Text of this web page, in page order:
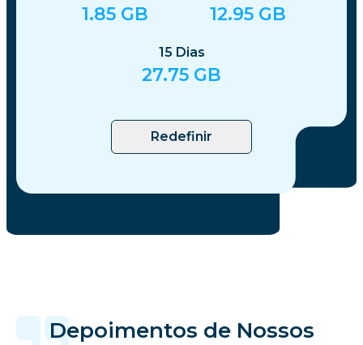
1.85 GB 12.95 GB
15 Dias
27.75 GB
Redefinir
Depoimentos de Nossos